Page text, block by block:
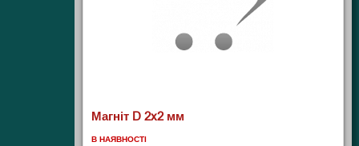
Магніт D 2x2 мм
В НАЯВНОСТІ